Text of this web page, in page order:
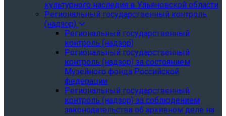
культурного наследия в Ульяновской области
Региональный государственный контроль
(надзор)
Региональный государственный
контроль (надзор)
Региональный государственный
контроль (надзор) за состоянием
Музейного фонда Российской
федерации
Региональный государственный
контроль (надзор) за соблюдением
законодательства об архивном деле на